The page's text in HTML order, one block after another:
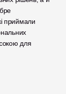
приймали
для